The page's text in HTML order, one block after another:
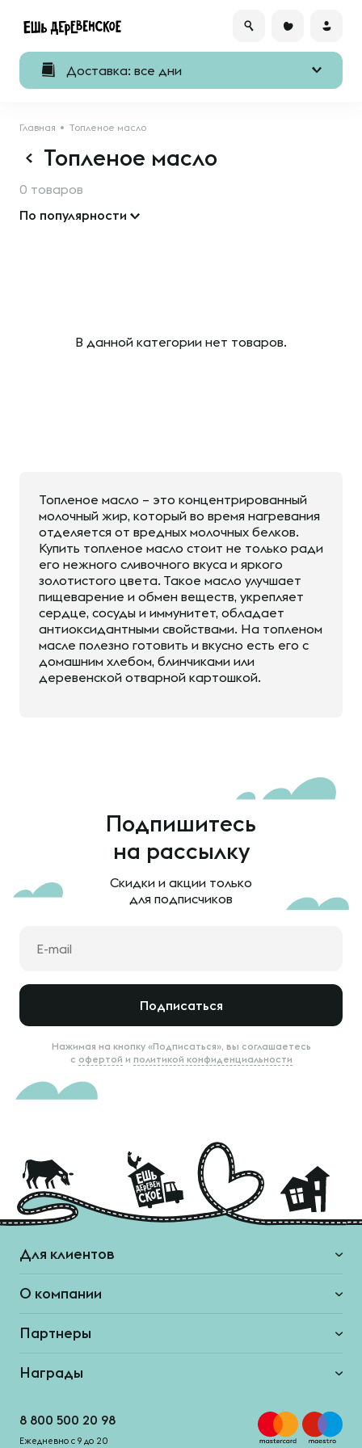
Доставка: все дни
Главная Топленое масло
Топленое масло
0 товаров
По популярности
В данной категории нет товаров.
Топленое масло – это концентрированный
молочный жир, который во время нагревания
отделяется от вредных молочных белков.
Купить топленое масло стоит не только ради
его нежного сливочного вкуса и яркого
золотистого цвета. Такое масло улучшает
пищеварение и обмен веществ, укрепляет
сердце, сосуды и иммунитет, обладает
антиоксидантными свойствами. На топленом
масле полезно готовить и вкусно есть его с
домашним хлебом, блинчиками или
деревенской отварной картошкой.
Подпишитесь
на рассылку
Скидки и акции только
для подписчиков
Подписаться
Нажимая на кнопку «Подписаться», вы соглашаетесь
с офертой и политикой конфиденциальности
Для клиентов
О компании
Партнеры
Награды
8 800 500 20 98
Ежедневно с 9 до 20